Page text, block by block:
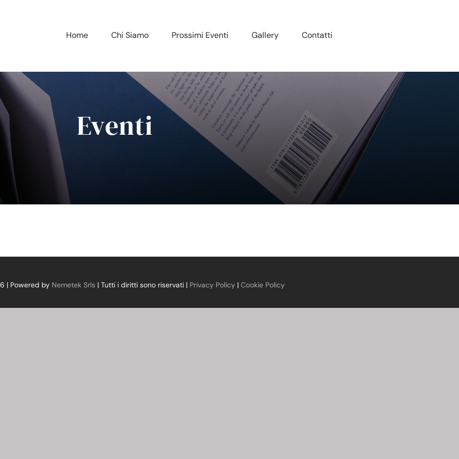
Home Chi Siamo Prossimi Eventi Gallery Contatti
Eventi
| Powered by Nemetek Srls| Tutti i diritti sono riservati | Privacy Policy| Cookie Policy